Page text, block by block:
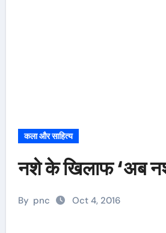
कला और साहित्य
नशे के खिलाफ ‘अब
By pnc Oct 4, 2016